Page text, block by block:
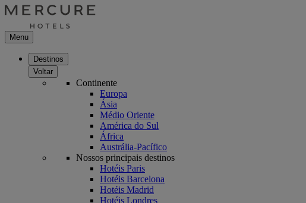
Menu
Destinos
Voltar
Continente
Europa
Ásia
Médio Oriente
América do Sul
África
Austrália-Pacífico
Nossos principais destinos
Hotéis Paris
Hotéis Barcelona
Hotéis Madrid
Hotéis Londres